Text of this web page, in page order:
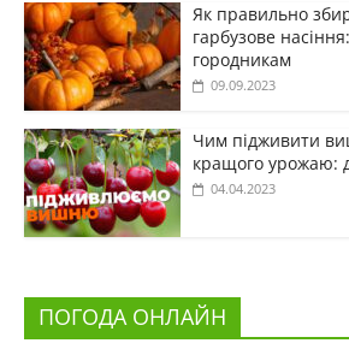
Як правильно
гарбузове
городникам
09.09.2023
Чим підживити
кращого урожаю:
04.04.2023
ПОГОДА ОНЛАЙН